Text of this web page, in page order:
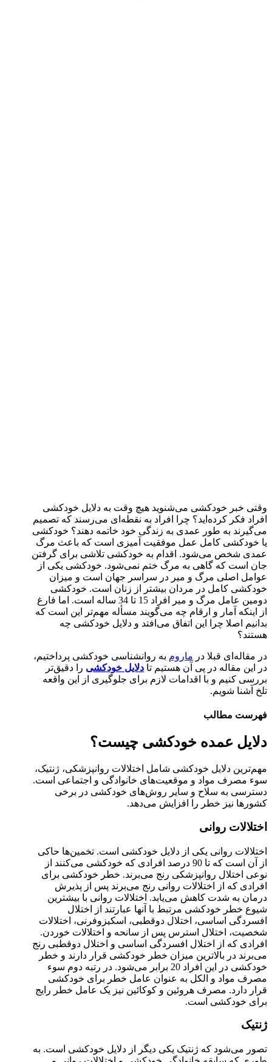
وقتی خبر خودکشی می‌شنوید هیچ وقت به دلایل خودکشی
افراد فکر کرده‌اید؟ چرا افراد به نقطه‌ای می‌رسند که تصمیم
می‌گیرند به طور عمدی به زندگی خود خاتمه دهند؟ خودکشی
یا خودکشی کامل عمل موفقیت آمیزی است که باعث مرگ
عمدی شخص می‌شود. اقدام به خودکشی تلاشی برای گرفتن
جان است که گاهی به مرگ ختم نمی‌شود. خودکشی یکی از
عوامل اصلی مرگ و میر در سراسر جهان است و میزان
خودکشی کامل در مردان بیشتر از زنان است. خودکشی
دومین عامل مرگ و میر افراد 15 تا 34 ساله است. اما فارغ
از اینکه آمار و ارقام چه می‌گویند مسأله مهم‌تر این است که
بدانیم اصلا چرا این اتفاق می‌افتد و دلایل خودکشی چه
هستند؟
در مقاله‌ای قبلا در ماروم به روانشناسی خودکشی پرداختیم،
در این مقاله در پی آن هستیم تا دلایل خودکشی را دقیق‌تر
بررسی کنیم و با اقدامات لازم برای جلوگیری از این واقعه
تلخ آشنا شویم.
فهرست مطالب
دلایل عمده خودکشی چیست؟
مهم‌‎‌ترین دلایل خودکشی شامل اختلالات روانپزشکی، ژنتیک،
سوء مصرف مواد و موقعیت‌های خانوادگی و اجتماعی است.
دسترسی به سلاح و سایر روش‌های خودکشی در برخی
کشورها نیز خطر را افزایش می‌دهد.
اختلالات روانی
اختلالات روانی یکی از دلایل خودکشی است. تخمین‌ها حاکی
از آن است که تا 90 درصد افرادی که خودکشی می‌کنند از
نوعی اختلال روانپزشکی رنج می‌برند. خطر خودکشی برای
افرادی که از اختلالات روانی رنج می‌برند پس از پذیرش
درمان به شدت کاهش می‌یابد. اختلالات روانی با بیشترین
شیوع خطر خودکشی مرتبط با آنها عبارتند از اختلال
افسردگی اساسی، اختلال دوقطبی، اسکیزوفرنی، اختلالات
شخصیت، اختلال استرس پس از سانحه و اختلالات خوردن.
افرادی که از اختلال افسردگی اساسی و اختلال دوقطبی رنج
می‌برند در بالاترین میزان خطر خودکشی قرار دارند و خطر
خودکشی در این افراد 20 برابر می‌شود. در رتبه دوم سوء
مصرف مواد و الکل به عنوان عامل خطر برای خودکشی
قرار دارد. مصرف هروئین و کوکائین نیز یک عامل خطر رایج
برای خودکشی است.
ژنتیک
تصور می‌شود که ژنتیک یکی دیگر از دلایل خودکشی است. به